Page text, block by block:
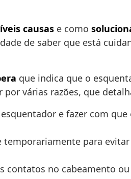
causas e como
de saber que está
que indica que o
várias razões, que
e fazer com
para
no cabeamento